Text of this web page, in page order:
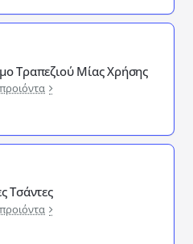
Τραπεζιού Μίας Χρήσης
Τσάντες